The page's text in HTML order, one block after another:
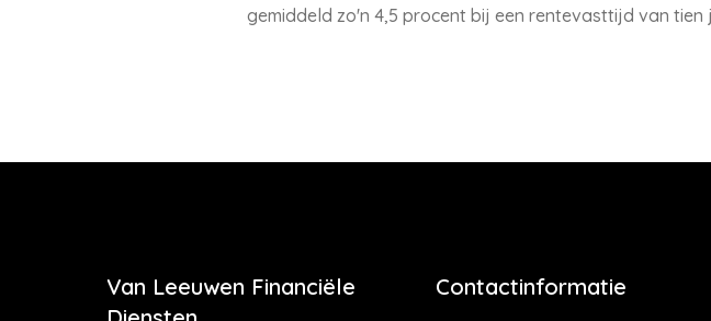
gemiddeld zo'n 4,5 procent bij een rentevasttijd van
Van Leeuwen Financiële
Contactinformatie